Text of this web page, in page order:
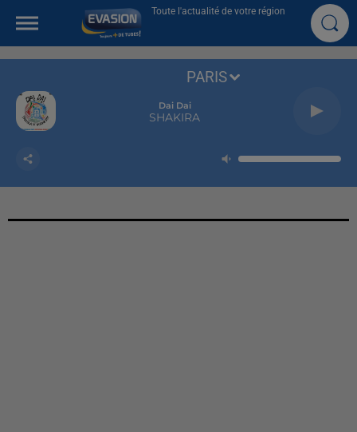
Toute l'actualité de votre région
Dai Dai
SHAKIRA
PARIS